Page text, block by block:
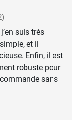
suis très
et il
Enfin, il est
robuste pour
sans